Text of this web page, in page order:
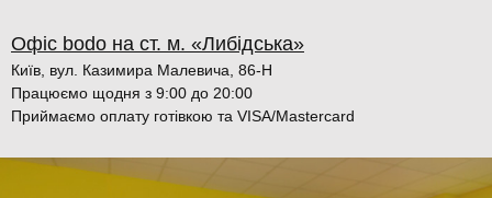
Офіс bodo на ст. м. «Либідська»
Київ, вул. Казимира Малевича, 86-Н
Працюємо щодня з 9:00 до 20:00
Приймаємо оплату готівкою та VISA/Mastercard